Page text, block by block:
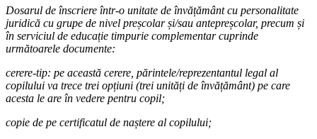
Dosarul de înscriere într-o unitate de învățământ cu personalitate
juridică cu grupe de nivel preșcolar și/sau antepreșcolar, precum și
în serviciul de educație timpurie complementar cuprinde
următoarele documente:
cerere-tip: pe această cerere, părintele/reprezentantul legal al
copilului va trece trei opțiuni (trei unități de învățământ) pe care
acesta le are în vedere pentru copil;
copie de pe certificatul de naștere al copilului;